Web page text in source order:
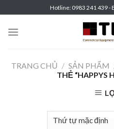
to
content
Hotline: 0983 241 439 -
TRANG CHỦ / SẢN PHẨM
THẺ “HAPPYS